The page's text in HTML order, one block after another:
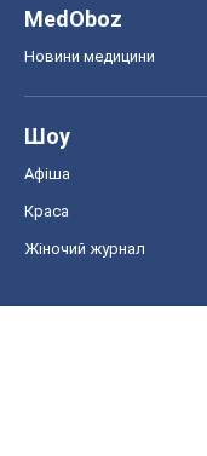
MedOboz
Новини медицини
Шоу
Афіша
Краса
Жіночий журнал